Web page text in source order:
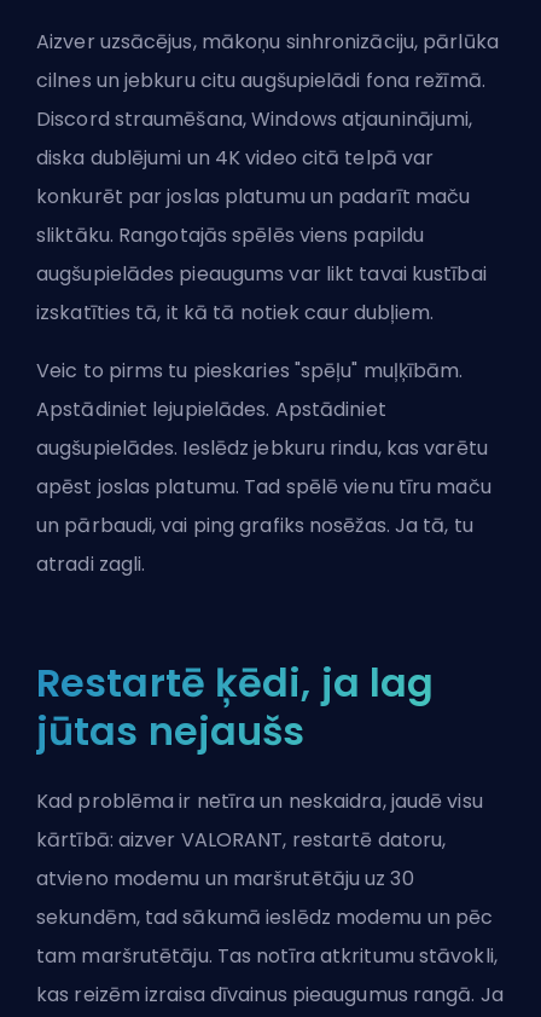
Aizver uzsācējus, mākoņu sinhronizāciju, pārlūka
cilnes un jebkuru citu augšupielādi fona režīmā.
Discord straumēšana, Windows atjauninājumi,
diska dublējumi un 4K video citā telpā var
konkurēt par joslas platumu un padarīt maču
sliktāku. Rangotajās spēlēs viens papildu
augšupielādes pieaugums var likt tavai kustībai
izskatīties tā, it kā tā notiek caur dubļiem.
Veic to pirms tu pieskaries "spēļu" muļķībām.
Apstādiniet lejupielādes. Apstādiniet
augšupielādes. Ieslēdz jebkuru rindu, kas varētu
apēst joslas platumu. Tad spēlē vienu tīru maču
un pārbaudi, vai ping grafiks nosēžas. Ja tā, tu
atradi zagli.
Restartē ķēdi, ja lag
jūtas nejaušs
Kad problēma ir netīra un neskaidra, jaudē visu
kārtībā: aizver VALORANT, restartē datoru,
atvieno modemu un maršrutētāju uz 30
sekundēm, tad sākumā ieslēdz modemu un pēc
tam maršrutētāju. Tas notīra atkritumu stāvokli,
kas reizēm izraisa dīvainus pieaugumus rangā. Ja